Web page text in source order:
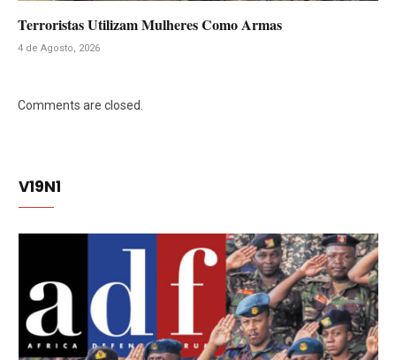
Terroristas Utilizam Mulheres Como Armas
4 de Agosto, 2026
Comments are closed.
V19N1